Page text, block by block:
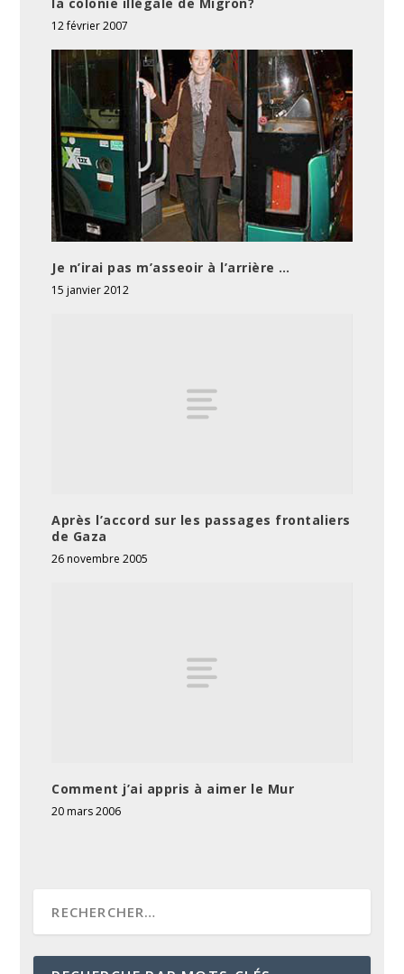
12 février 2007
Je n’irai pas m’asseoir à l’arrière …
15 janvier 2012
Après l’accord sur les passages frontaliers
de Gaza
26 novembre 2005
Comment j’ai appris à aimer le Mur
20 mars 2006